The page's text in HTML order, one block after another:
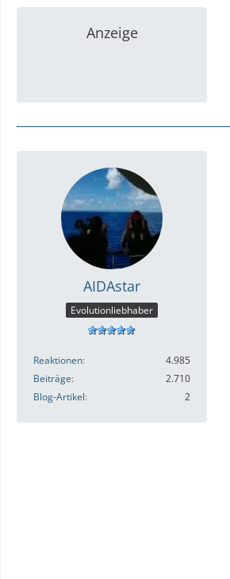
Anzeige
AIDAstar
Evolutionliebhaber
Reaktionen
4.985
Beiträge
2.710
Blog-Artikel
2